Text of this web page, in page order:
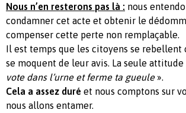
Nous n’en resterons pas là : nous
condamner cet acte et obtenir le
compenser cette perte non remplaçable.
Il est temps que les citoyens se
se moquent de leur avis. La seule
vote dans l’urne et ferme ta gueule».
Cela a assez duré et nous comptons sur
nous allons entamer.